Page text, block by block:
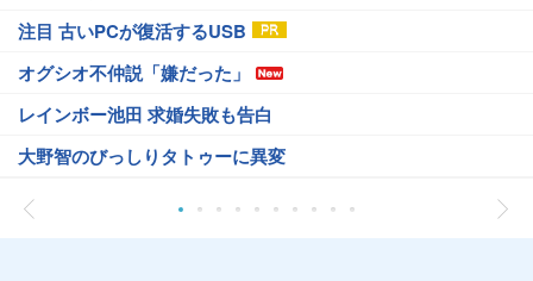
注目 古いPCが復活するUSB
オグシオ不仲説「嫌だった」
レインボー池田 求婚失敗も告白
大野智のびっしりタトゥーに異変